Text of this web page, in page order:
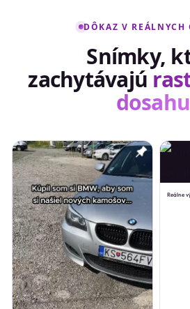
DÔKAZ V REÁLNYCH
Snímky,
zachytávajú
Reálne